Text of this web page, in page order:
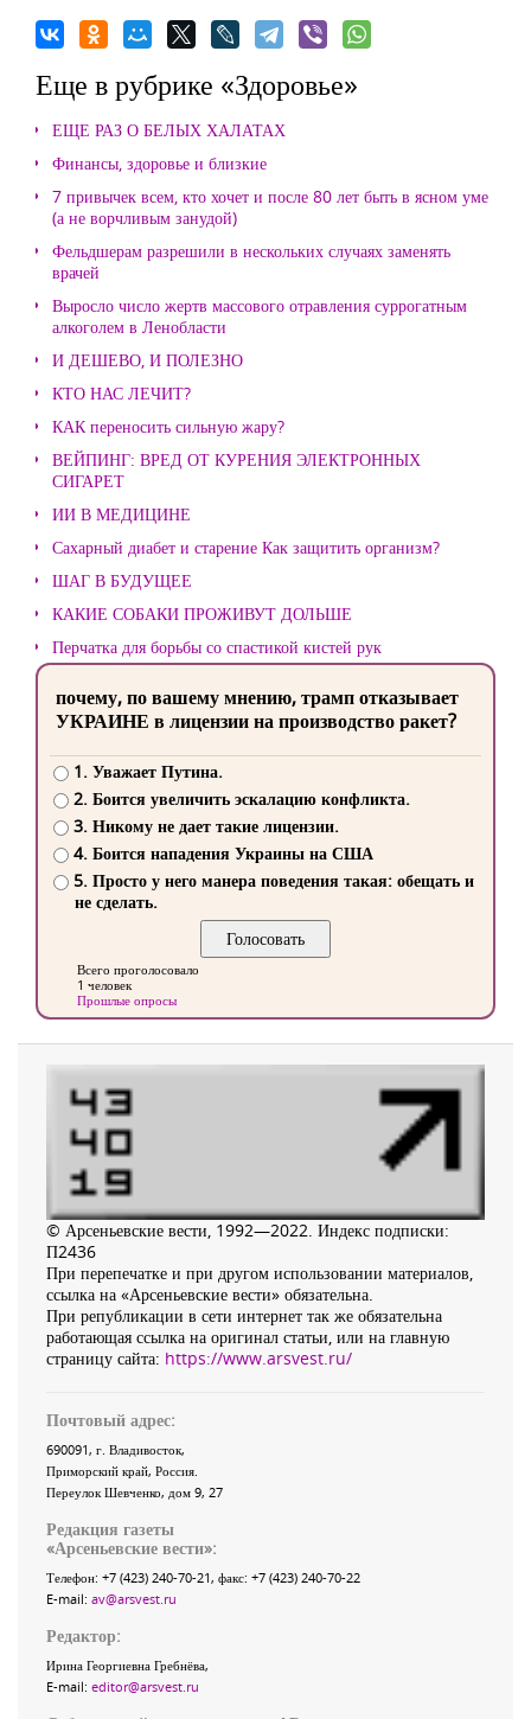
Еще в рубрике «Здоровье»
ЕЩЕ РАЗ О БЕЛЫХ ХАЛАТАХ
Финансы, здоровье и близкие
7 привычек всем, кто хочет и после 80 лет быть в ясном уме
(а не ворчливым занудой)
Фельдшерам разрешили в нескольких случаях заменять
врачей
Выросло число жертв массового отравления суррогатным
алкоголем в Ленобласти
И ДЕШЕВО, И ПОЛЕЗНО
КТО НАС ЛЕЧИТ?
КАК переносить сильную жару?
ВЕЙПИНГ: ВРЕД ОТ КУРЕНИЯ ЭЛЕКТРОННЫХ
СИГАРЕТ
ИИ В МЕДИЦИНЕ
Сахарный диабет и старение Как защитить организм?
ШАГ В БУДУЩЕЕ
КАКИЕ СОБАКИ ПРОЖИВУТ ДОЛЬШЕ
Перчатка для борьбы со спастикой кистей рук
почему, по вашему мнению, трамп отказывает
УКРАИНЕ в лицензии на производство ракет?
1. Уважает Путина.
2. Боится увеличить эскалацию конфликта.
3. Никому не дает такие лицензии.
4. Боится нападения Украины на США
5. Просто у него манера поведения такая: обещать и
не сделать.
Всего проголосовало
1 человек
Прошлые опросы
© Арсеньевские вести, 1992—2022. Индекс подписки:
П2436
При перепечатке и при другом использовании материалов,
ссылка на «Арсеньевские вести» обязательна.
При републикации в сети интернет так же обязательна
работающая ссылка на оригинал статьи, или на главную
страницу сайта: https://www.arsvest.ru/
Почтовый адрес:
690091, г. Владивосток,
Приморский край, Россия
Переулок Шевченко, дом 9, 27
Редакция газеты
«Арсеньевские вести»:
Телефон: +7 (423) 240-70-21, факс: +7 (423) 240-70-22
E-mail: av@arsvest.ru
Редактор:
Ирина Георгиевна Гребнёва,
E-mail: editor@arsvest.ru